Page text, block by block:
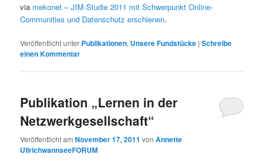
via mekonet – JIM-Studie 2011 mit Schwerpunkt Online-
Communities und Datenschutz erschienen.
Veröffentlicht unter Publikationen, Unsere Fundstücke |Schreibe
einen Kommentar
Publikation „Lernen in der
Netzwerkgesellschaft“
Veröffentlicht amNovember 17, 2011 vonAnnette
UllrichwannseeFORUM